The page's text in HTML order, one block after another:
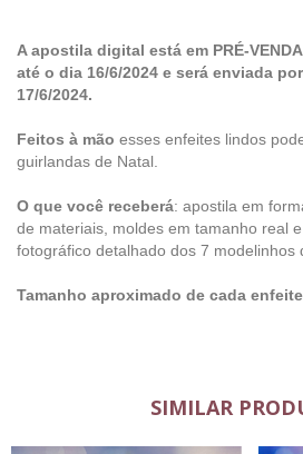
A apostila digital está em PRÉ-
até o dia 16/6/2024 e será enviada
17/6/2024.
Feitos à mão esses enfeites lindos
guirlandas de Natal.
O que você receberá: apostila em
de materiais, moldes em tamanho real
fotográfico detalhado dos 7 modelinhos
Tamanho aproximado de cada
SIMILAR